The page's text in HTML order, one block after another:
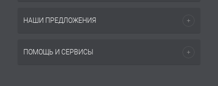
НАШИ ПРЕДЛОЖЕНИЯ
ПОМОЩЬ И СЕРВИСЫ